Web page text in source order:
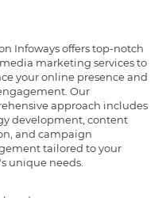
Infoways offers top-notch
marketing services to
your online presence and
Our
approach includes
development, content
and campaign
tailored to your
unique needs.